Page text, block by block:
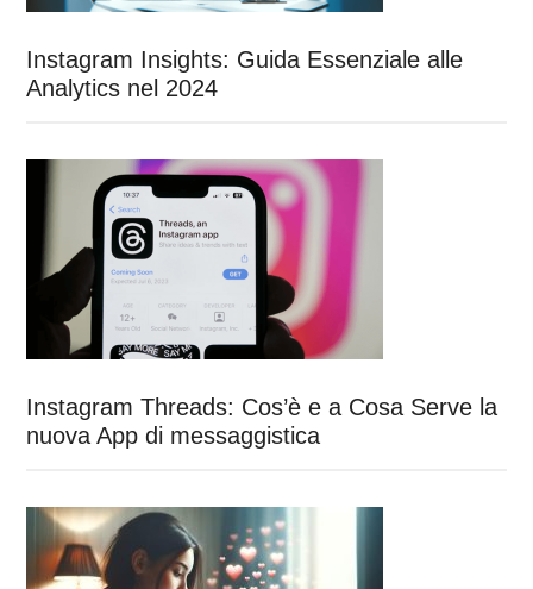
Instagram Insights: Guida Essenziale alle
Analytics nel 2024
Instagram Threads: Cos’è e a Cosa Serve la
nuova App di messaggistica